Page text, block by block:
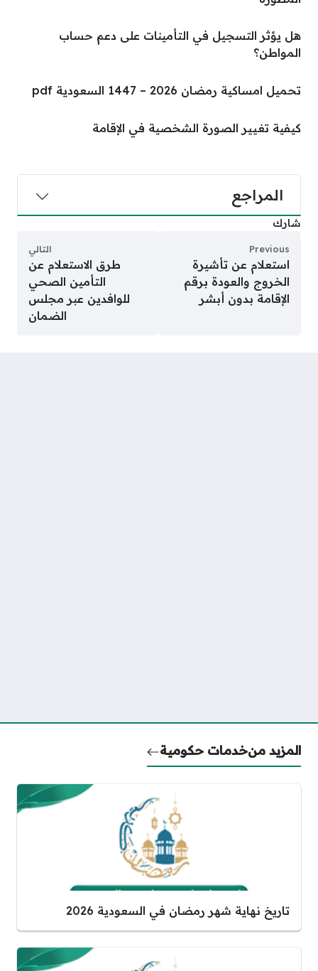
هل يؤثر التسجيل في التأمينات على دعم حساب
المواطن؟
تحميل امساكية رمضان 2026 – 1447 السعودية pdf
كيفية تغيير الصورة الشخصية في الإقامة
المراجع
شارك
Previous
استعلام عن تأشيرة
الخروج والعودة برقم
الإقامة بدون أبشر
التالي
طرق الاستعلام عن
التأمين الصحي
للوافدين عبر مجلس
الضمان
المزيد منخدمات حكومية
تاريخ نهاية شهر رمضان في السعودية 2026